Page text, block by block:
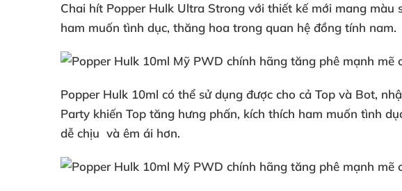
Chai hít Popper Hulk Ultra Strong với thiết kế mới mang màu
ham muốn tình dục, thăng hoa trong quan hệ đồng tính nam.
Popper Hulk 10ml có thể sử dụng được cho cả Top và Bot,
Party khiến Top tăng hưng phấn, kích thích ham muốn tình
dễ chịu và êm ái hơn.